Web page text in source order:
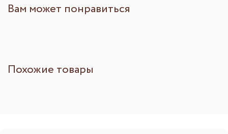
Вам может понравиться
Похожие товары